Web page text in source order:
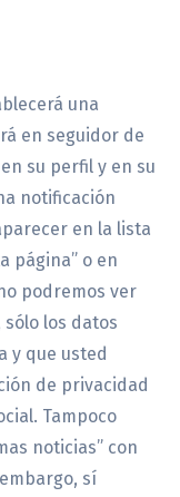
una
en seguidor de
su perfil y en su
notificación
en la lista
página” o en
podremos ver
los datos
y que usted
de privacidad
Tampoco
noticias” con
sí